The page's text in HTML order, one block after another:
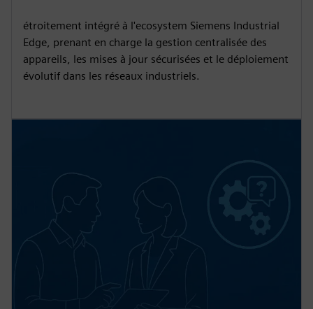
étroitement intégré à l'ecosystem Siemens Industrial
Edge, prenant en charge la gestion centralisée des
appareils, les mises à jour sécurisées et le déploiement
évolutif dans les réseaux industriels.